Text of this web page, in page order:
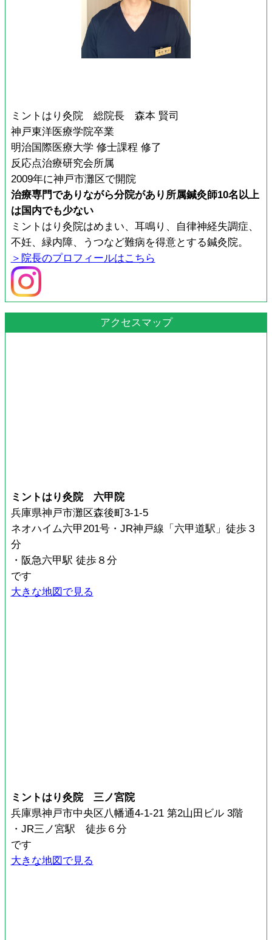
ミントはり灸院 総院長 森本 賢司
神戸東洋医療学院卒業
明治国際医療大学 修士課程 修了
反応点治療研究会所属
2009年に神戸市灘区で開院
治療専門でありながら分院があり所属鍼灸師10名以上
は国内でも少ない
ミントはり灸院はめまい、耳鳴り、自律神経失調症、
不妊、緑内障、うつなど難病を得意とする鍼灸院。
＞院長のプロフィールはこちら
アクセスマップ
ミントはり灸院 六甲院
兵庫県神戸市灘区森後町3-1-5
ネオハイム六甲201号・JR神戸線「六甲道駅」徒歩３
分
・阪急六甲駅 徒歩８分
です
大きな地図で見る
ミントはり灸院 三ノ宮院
兵庫県神戸市中央区八幡通4-1-21 第2山田ビル 3階
・JR三ノ宮駅 徒歩６分
です
大きな地図で見る